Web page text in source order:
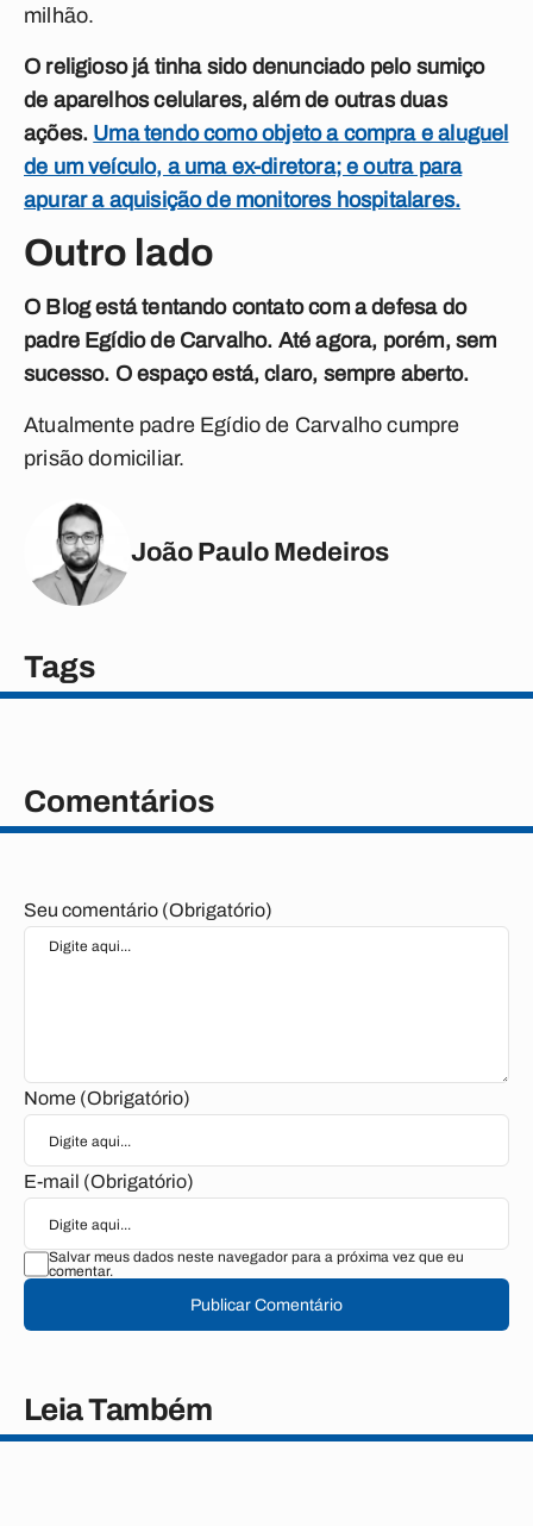
milhão.
O religioso já tinha sido denunciado pelo sumiço
de aparelhos celulares, além de outras duas
ações. Uma tendo como objeto a compra e aluguel
de um veículo, a uma ex-diretora; e outra para
apurar a aquisição de monitores hospitalares.
Outro lado
O Blog está tentando contato com a defesa do
padre Egídio de Carvalho. Até agora, porém, sem
sucesso. O espaço está, claro, sempre aberto.
Atualmente padre Egídio de Carvalho cumpre
prisão domiciliar.
João Paulo Medeiros
Tags
Comentários
Seu comentário (Obrigatório)
Nome (Obrigatório)
E-mail (Obrigatório)
Salvar meus dados neste navegador para a próxima vez que eu
comentar.
Publicar Comentário
Leia Também